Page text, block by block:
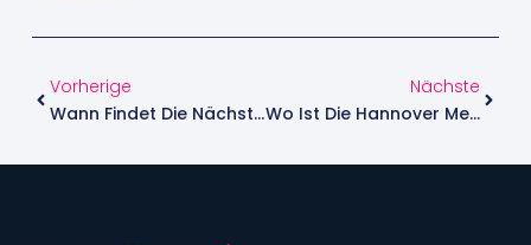
Vorherige
Wann Findet Die Nächste Messe In Hannover Statt?
Nächste
Wo Ist Die Hannover Messe? Entdecke Den Standort!